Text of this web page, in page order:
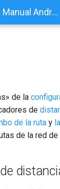
Topo GPS Manual Android
de
de
de la
de
de la ruta y
de la red de